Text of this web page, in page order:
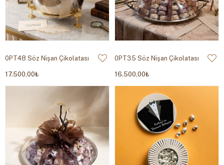
0PT48 Söz Nişan Çikolatası
17.500,00₺
0PT35 Söz Nişan Çikolatası
16.500,00₺